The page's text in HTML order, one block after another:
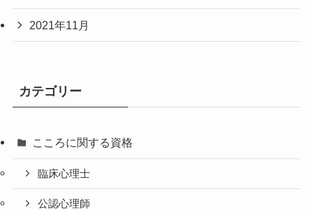
2021年11月
カテゴリー
こころに関する資格
臨床心理士
公認心理師